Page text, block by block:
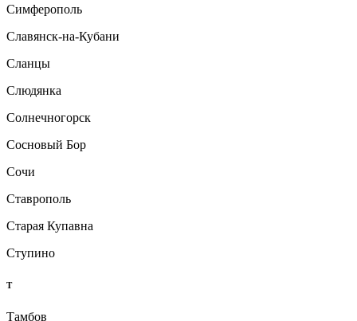
Симферополь
Славянск-на-Кубани
Сланцы
Слюдянка
Солнечногорск
Сосновый Бор
Сочи
Ставрополь
Старая Купавна
Ступино
Т
Тамбов